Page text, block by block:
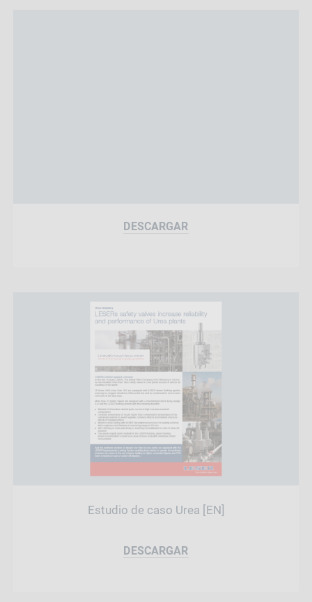
DESCARGAR
Estudio de caso Urea [EN]
DESCARGAR